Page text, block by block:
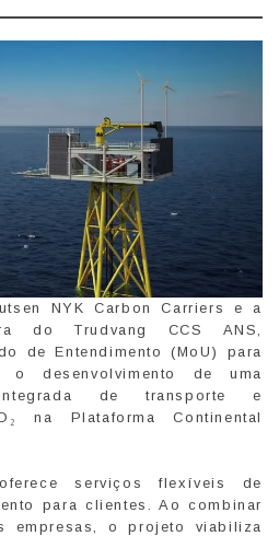
NYK Carbon Carriers e a
do Trudvang CCS ANS,
de Entendimento (MoU) para
o desenvolvimento de uma
de transporte e
na Plataforma Continental
serviços flexíveis de
para clientes. Ao combinar
empresas, o projeto viabiliza